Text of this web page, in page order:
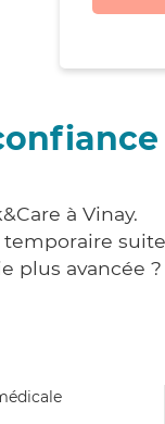
à Vinay.
plus avancée ?